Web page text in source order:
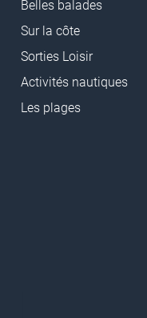
Belles balades
Sur la côte
Sorties Loisir
Activités nautiques
Les plages